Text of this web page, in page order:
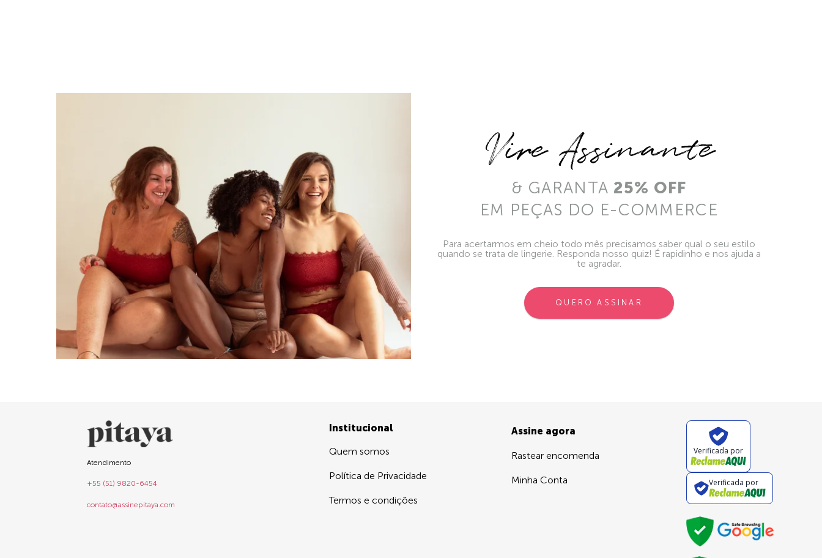
Vire Assinante
& GARANTA 25% OFF
EM PEÇAS DO E-COMMERCE
Para acertarmos em cheio todo mês precisamos saber qual o seu estilo
quando se trata de lingerie. Responda nosso quiz! É rapidinho e nos ajuda a
te agradar.
QUERO ASSINAR
Atendimento
+55 (51) 9820-6454
contato@assinepitaya.com
Institucional
Quem somos
Política de Privacidade
Termos e condições
Assine agora
Rastear encomenda
Minha Conta
Verificada por
Verificada por